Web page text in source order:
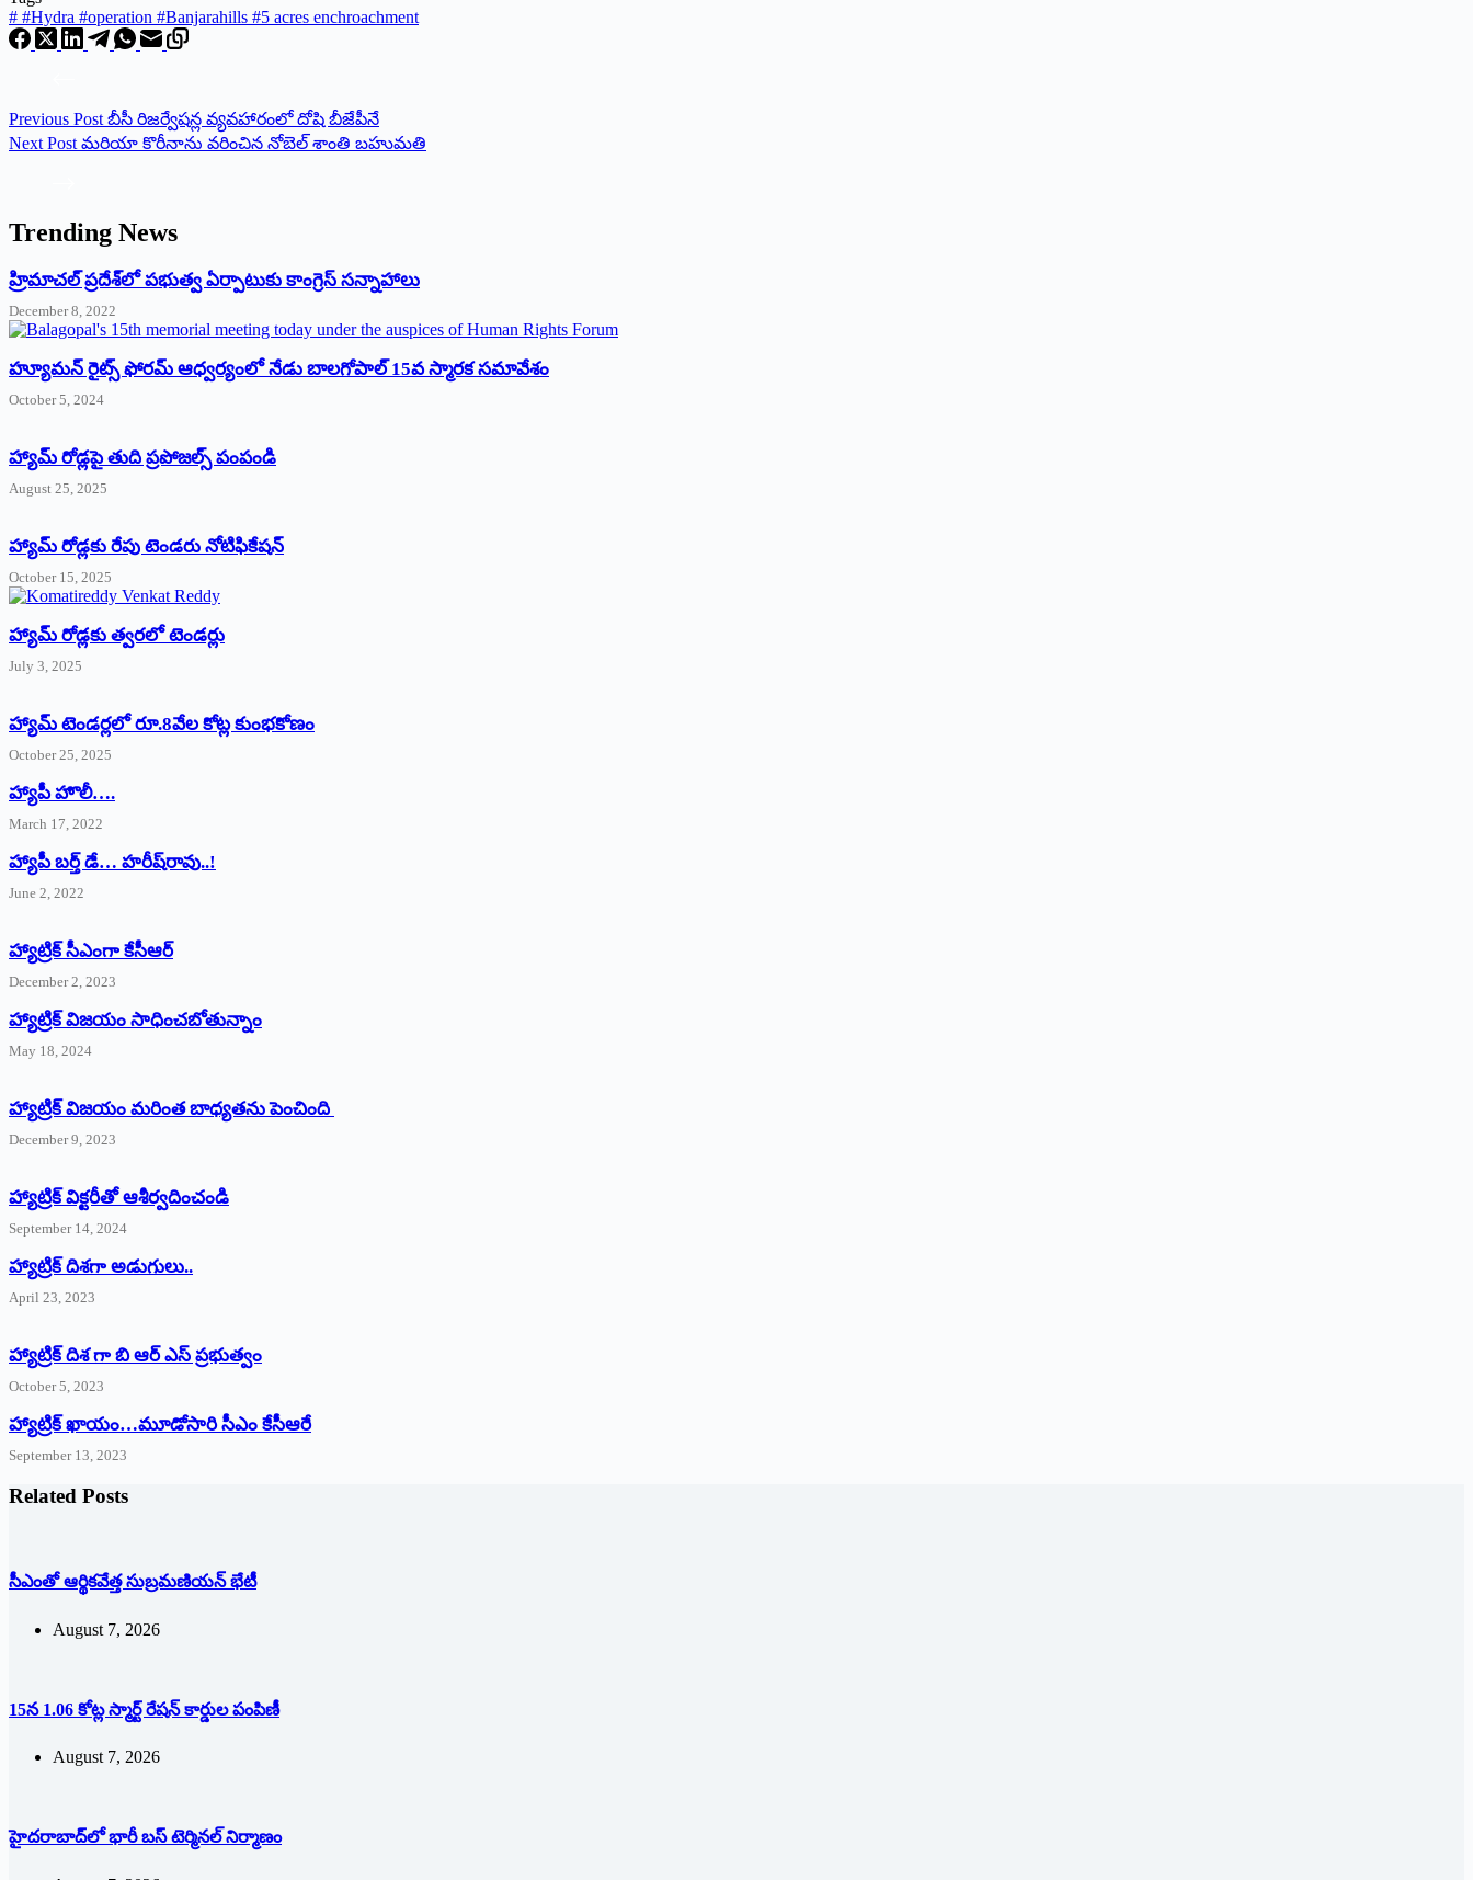
# #Hydra #operation #Banjarahills #5 acres enchroachment
Previous Post బీసీ రిజర్వేషన్ల వ్య‌వ‌హారంలో దోషి బీజేపీనే
Next Post మరియా కొరీనాను వరించిన నోబెల్‌ ‌శాంతి బ‌హుమ‌తి
Trending News
‌హ్రిమాచల్‌ ‌ప్రదేశ్‌లో పభుత్వ ఏర్పాటుకు కాంగ్రెస్‌ ‌సన్నాహాలు
December 8, 2022
హ్యూమన్‌ రైట్స్‌ ఫోరమ్‌ ఆధ్వర్యంలో నేడు బాలగోపాల్‌ 15వ స్మారక సమావేశం
October 5, 2024
హ్యామ్‌ రోడ్లపై తుది ప్రపోజల్స్‌ పంపండి
August 25, 2025
హ్యామ్‌ రోడ్లకు రేపు టెండరు నోటిఫికేషన్‌
October 15, 2025
హ్యామ్‌ రోడ్లకు త్వరలో టెండర్లు
July 3, 2025
హ్యామ్‌ ‌టెండర్లలో రూ.8వేల కోట్ల కుంభకోణం
October 25, 2025
హ్యాపీ హొలీ….
March 17, 2022
హ్యాపీ బర్త్ ‌డే… హరీష్‌రావు..!
June 2, 2022
హ్యాట్రిక్‌ ‌సీఎంగా కేసీఆర్‌
December 2, 2023
హ్యాట్రిక్‌ విజయం సాధించబోతున్నాం
May 18, 2024
హ్యాట్రిక్ విజయం మరింత బాధ్యతను పెంచింది
December 9, 2023
హ్యాట్రిక్‌ ‌విక్టరీతో ఆశీర్వదించండి
September 14, 2024
‌హ్యాట్రిక్‌ ‌దిశగా అడుగులు..
April 23, 2023
హ్యాట్రిక్ దిశ గా బి ఆర్ ఎస్ ప్రభుత్వం
October 5, 2023
హ్యాట్రిక్‌ ‌ఖాయం…మూడోసారి సీఎం కేసీఆరే
September 13, 2023
Related Posts
సీఎంతో ఆర్థికవేత్త సుబ్రమణియన్ భేటీ
August 7, 2026
15న 1.06 కోట్ల స్మార్ట్ రేషన్ కార్డుల పంపిణీ
August 7, 2026
హైదరాబాద్‌లో భారీ బస్‌ ‌టెర్మినల్‌ ‌నిర్మాణం